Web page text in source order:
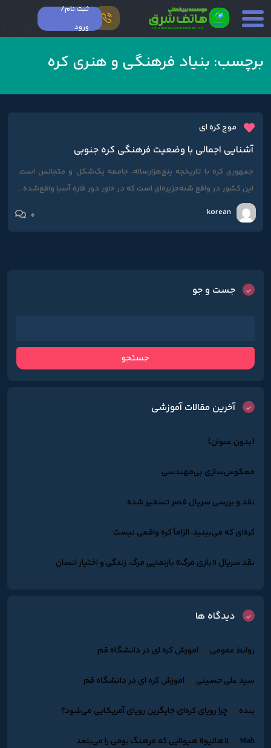
ثبت نام/
ورود
برچسب: بنیاد فرهنگی و هنری کره
موج کره ای
آشنایی اجمالی با وضعیت فرهنگی کره جنوبی
جمهوری کره با تاریخچه پنج‌هزارساله، جامعه یک‌شکل و متجانس است.
این کشور در واقع شبه‌جزیره‌ای است که در خاور دور قاره آسیا واقع‌شده...
korean
0
جست و جو
آخرین مقالات آموزشی
(بدون عنوان)
معکوس‌سازی بی‌مهندسی
نقد و بررسی سریال قصر تسخیر شده
کره‌ای که می‌بینید، الزاماً کره واقعی نیست
نقد سریال «بازی مرگ» بازنمایی مرگ، زندگی و اختیار انسان
دیدگاه ها
روابط عمومی دراموزش کره ای در دانشگاه قم
سید علی حسینی دراموزش کره ای در دانشگاه قم
بنده درچرا رویای کره‌ای جایگزین رویای آمریکایی می‌شود؟
Mah در«هالیو» هیولایی که فرهنگ بومی را می‌بلعد